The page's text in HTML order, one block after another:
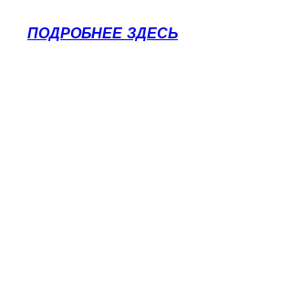
ПОДРОБНЕЕ ЗДЕСЬ